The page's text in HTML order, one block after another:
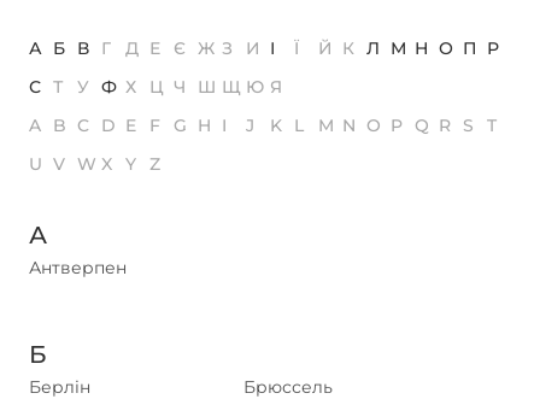
А Б В Г Д Е Є Ж З И І Ї Й К Л М Н О П
Р
С Т У Ф Х Ц Ч Ш Щ Ю Я
A
B C D E F G H I J K L M N O P Q R S
T
U V W X Y Z
А
Антверпен
Б
Берлін Брюссель